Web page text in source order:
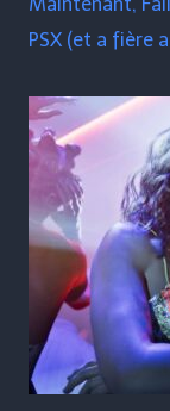
PSX (et a fière